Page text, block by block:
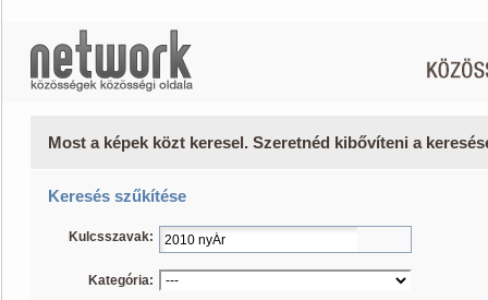
Most a képek közt keresel. Szeretnéd kibővíteni a
Keresés szűkítése
Kulcsszavak:
Kategória: